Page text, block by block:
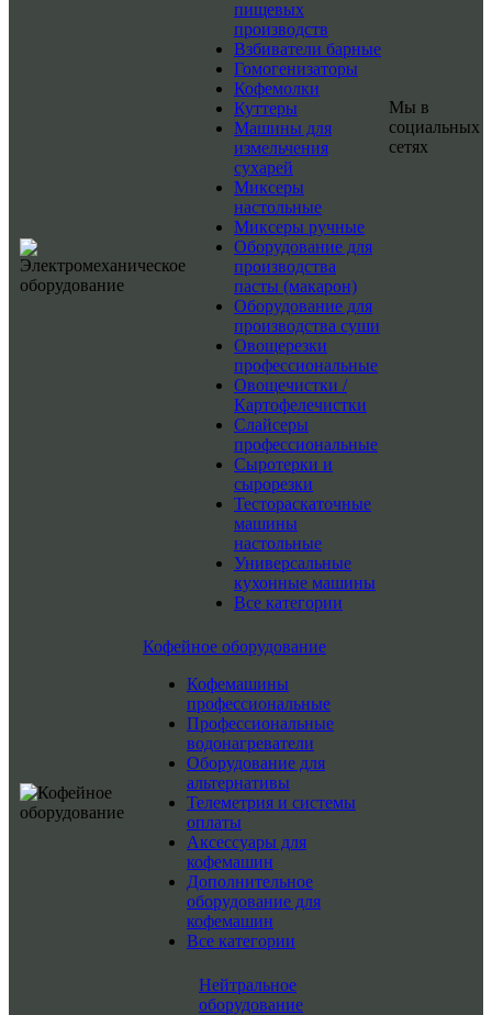
пищевых
производств
Взбиватели барные
Гомогенизаторы
Кофемолки
Куттеры
Машины для
измельчения
сухарей
Миксеры
настольные
Миксеры ручные
Оборудование для
производства
пасты (макарон)
Оборудование для
производства суши
Овощерезки
профессиональные
Овощечистки /
Картофелечистки
Слайсеры
профессиональные
Сыротерки и
сырорезки
Тестораскаточные
машины
настольные
Универсальные
кухонные машины
Все категории
Кофейное оборудование
Кофемашины
профессиональные
Профессиональные
водонагреватели
Оборудование для
альтернативы
Телеметрия и системы
оплаты
Аксессуары для
кофемашин
Дополнительное
оборудование для
кофемашин
Все категории
Нейтральное
оборудование
Мы в
социальных
сетях